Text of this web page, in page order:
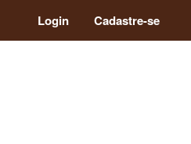
Login Cadastre-se